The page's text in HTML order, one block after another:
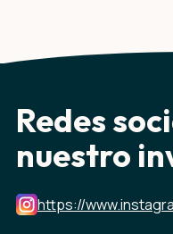
Redes
nuestro
https://